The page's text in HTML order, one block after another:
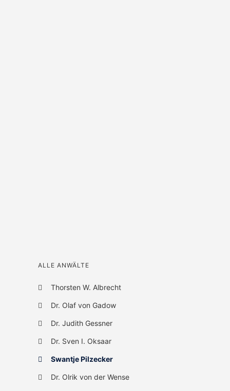
ALLE ANWÄLTE
Thorsten W. Albrecht
Dr. Olaf von Gadow
Dr. Judith Gessner
Dr. Sven I. Oksaar
Swantje Pilzecker
Dr. Olrik von der Wense